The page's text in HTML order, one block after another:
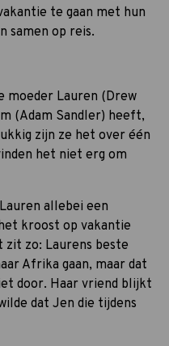
te gaan met hun
samen op reis.
moeder Lauren (Drew
(Adam Sandler) heeft,
zijn ze het over één
het niet erg om
allebei een
kroost op vakantie
zit zo: Laurens beste
Afrika gaan, maar dat
door. Haar vriend blijkt
dat Jen die tijdens